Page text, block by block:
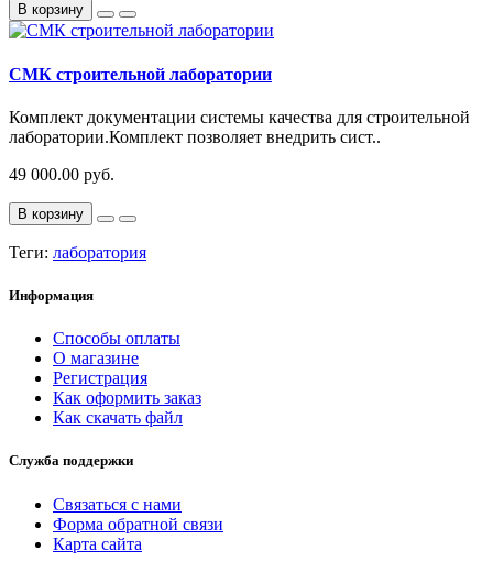
В корзину
СМК строительной лаборатории
Комплект документации системы качества для строительной
лаборатории.Комплект позволяет внедрить сист..
49 000.00 руб.
В корзину
Теги: лаборатория
Информация
Способы оплаты
О магазине
Регистрация
Как оформить заказ
Как скачать файл
Служба поддержки
Связаться с нами
Форма обратной связи
Карта сайта